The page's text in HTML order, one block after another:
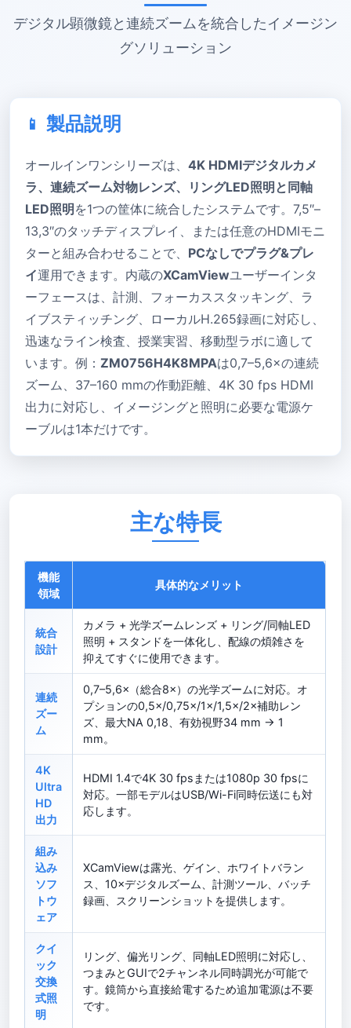
デジタル顕微鏡と連続ズームを統合したイメージン
グソリューション
製品説明
オールインワンシリーズは、4K HDMIデジタルカメ
ラ、連続ズーム対物レンズ、リングLED照明と同軸
LED照明 を1つの筐体に統合したシステムです。7,5″–
13,3″のタッチディスプレイ、または任意のHDMIモニ
ターと組み合わせることで、 PCなしでプラグ&プレ
イ運用できます。内蔵のXCamViewユーザーインタ
ーフェースは、計測、フォーカススタッキング、ラ
イブスティッチング、ローカルH.265録画に対応し、
迅速なライン検査、授業実習、移動型ラボに適して
います。例：ZM0756H4K8MPAは0,7–5,6×の連続
ズーム、37–160 mmの作動距離、4K 30 fps HDMI
出力に対応し、イメージングと照明に必要な電源ケ
ーブルは1本だけです。
主な特長
機能
領域
具体的なメリット
統合
設計
カメラ + 光学ズームレンズ + リング/同軸LED
照明 + スタンドを一体化し、配線の煩雑さを
抑えてすぐに使用できます。
連続
ズー
ム
0,7–5,6×（総合8×）の光学ズームに対応。オ
プションの0,5×/0,75×/1×/1,5×/2×補助レン
ズ、最大NA 0,18、有効視野34 mm → 1
mm。
4K
Ultra
HD
出力
HDMI 1.4で4K 30 fpsまたは1080p 30 fpsに
対応。一部モデルはUSB/Wi-Fi同時伝送にも対
応します。
組み
込み
ソフ
トウ
ェア
XCamViewは露光、ゲイン、ホワイトバラン
ス、10×デジタルズーム、計測ツール、バッチ
録画、スクリーンショットを提供します。
クイ
ック
交換
式照
明
リング、偏光リング、同軸LED照明に対応し、
つまみとGUIで2チャンネル同時調光が可能で
す。鏡筒から直接給電するため追加電源は不要
です。